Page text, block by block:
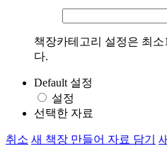
책장카테고리 설정은 최소
다.
Default 설정
설정
선택한 자료
취소 새 책장 만들어 자료 담기